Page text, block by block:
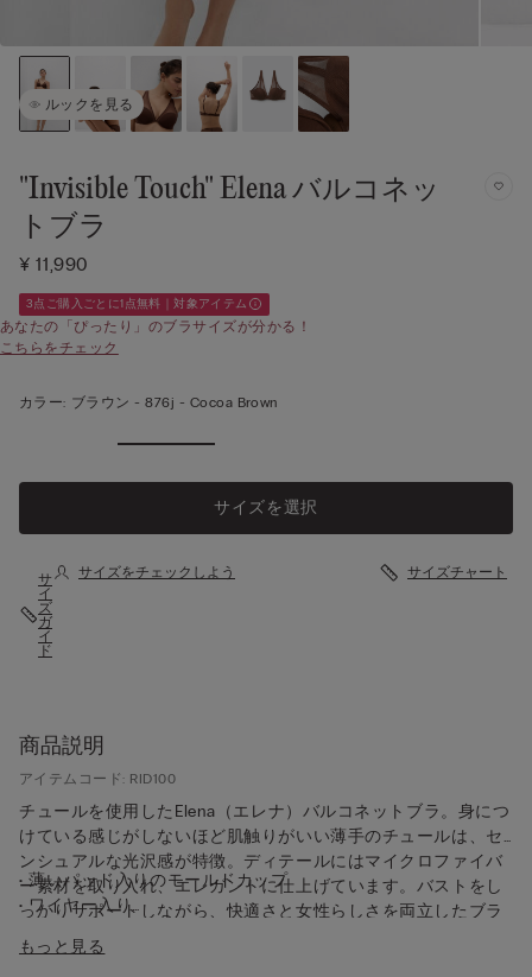
ルックを見る
"Invisible Touch" Elena バルコネッ
トブラ
¥ 11,990
3点ご購入ごとに1点無料｜対象アイテム
あなたの「ぴったり」のブラサイズが分かる！
こちらをチェック
カラー: ブラウン -876j - Cocoa Brown
サイズを選択
サ
イ
ズ
ガ
イ
ド
サイズをチェックしよう サイズチャート
商品説明
アイテムコード: RID100
チュールを使用したElena（エレナ）バルコネットブラ。身につ
けている感じがしないほど肌触りがいい薄手のチュールは、セ
ンシュアルな光沢感が特徴。ディテールにはマイクロファイバ
ー素材を取り入れ、エレガントに仕上げています。バストをし
っかりサポートしながら、快適さと女性らしさを両立したブラ
ジャーです。
• 薄いパッド入りのモールドカップ
• ワイヤー入り
• ストラップはバックで長さを調節可能
もっと見る